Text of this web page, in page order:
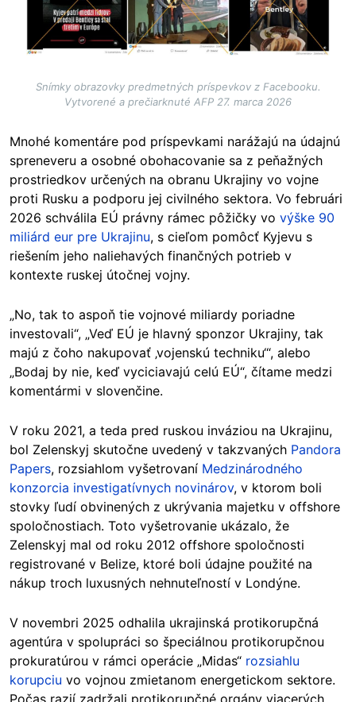
Snímky obrazovky predmetných príspevkov z Facebooku.
Vytvorené a prečiarknuté AFP 27. marca 2026
Mnohé komentáre pod príspevkami narážajú na údajnú
spreneveru a osobné obohacovanie sa z peňažných
prostriedkov určených na obranu Ukrajiny vo vojne
proti Rusku a podporu jej civilného sektora. Vo februári
2026 schválila EÚ právny rámec pôžičky vo výške 90
miliárd eur pre Ukrajinu, s cieľom pomôcť Kyjevu s
riešením jeho naliehavých finančných potrieb v
kontexte ruskej útočnej vojny.
„No, tak to aspoň tie vojnové miliardy poriadne
investovali“, „Veď EÚ je hlavný sponzor Ukrajiny, tak
majú z čoho nakupovať ‚vojenskú techniku‘“, alebo
„Bodaj by nie, keď vyciciavajú celú EÚ“, čítame medzi
komentármi v slovenčine.
V roku 2021, a teda pred ruskou inváziou na Ukrajinu,
bol Zelenskyj skutočne uvedený v takzvaných Pandora
Papers, rozsiahlom vyšetrovaní Medzinárodného
konzorcia investigatívnych novinárov, v ktorom boli
stovky ľudí obvinených z ukrývania majetku v offshore
spoločnostiach. Toto vyšetrovanie ukázalo, že
Zelenskyj mal od roku 2012 offshore spoločnosti
registrované v Belize, ktoré boli údajne použité na
nákup troch luxusných nehnuteľností v Londýne.
V novembri 2025 odhalila ukrajinská protikorupčná
agentúra v spolupráci so špeciálnou protikorupčnou
prokuratúrou v rámci operácie „Midas“ rozsiahlu
korupciu vo vojnou zmietanom energetickom sektore.